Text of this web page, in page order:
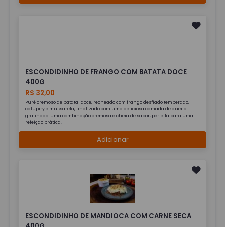
ESCONDIDINHO DE FRANGO COM BATATA DOCE
400G
R$ 32,00
Purê cremoso de batata-doce, recheado com frango desfiado temperado,
catupiry e mussarela, finalizado com uma deliciosa camada de queijo
gratinado. Uma combinação cremosa e cheia de sabor, perfeita para uma
refeição prática.
Adicionar
ESCONDIDINHO DE MANDIOCA COM CARNE SECA